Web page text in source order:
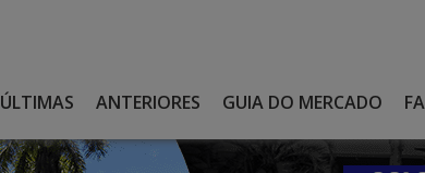
ÚLTIMAS ANTERIORES GUIA DO MERCADO